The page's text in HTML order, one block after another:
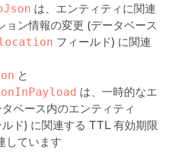
は、エンティティに関連
ョン情報の変更 (データベース
フィールド) に関連
と
は、一時的なエ
ベース内のエンティティ
ド) に関連する TTL 有効期限
しています